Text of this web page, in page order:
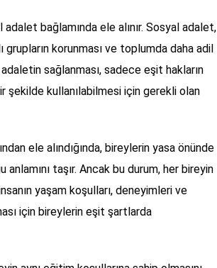
bağlamında ele alınır. Sosyal adalet,
korunması ve toplumda daha adil
sağlanması, sadece eşit hakların
şekilde kullanılabilmesi için gerekli olan
ele alındığında, bireylerin yasa önünde
taşır. Ancak bu durum, her bireyin
yaşam koşulları, deneyimleri ve
için bireylerin eşit şartlarda